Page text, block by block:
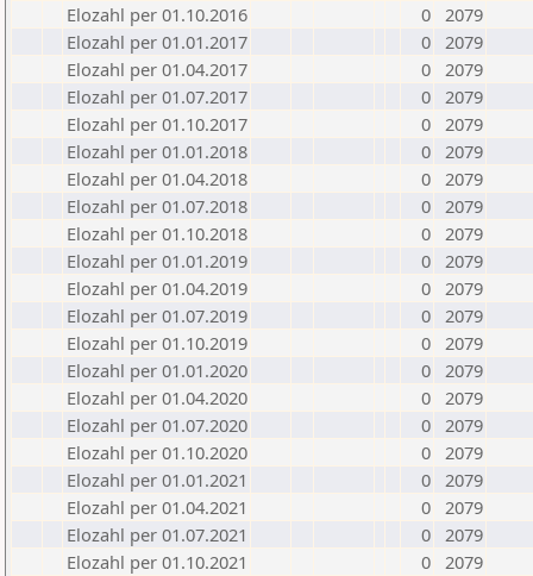
Elozahl per 01.10.2016
0 2079
Elozahl per 01.01.2017
0 2079
Elozahl per 01.04.2017
0 2079
Elozahl per 01.07.2017
0 2079
Elozahl per 01.10.2017
0 2079
Elozahl per 01.01.2018
0 2079
Elozahl per 01.04.2018
0 2079
Elozahl per 01.07.2018
0 2079
Elozahl per 01.10.2018
0 2079
Elozahl per 01.01.2019
0 2079
Elozahl per 01.04.2019
0 2079
Elozahl per 01.07.2019
0 2079
Elozahl per 01.10.2019
0 2079
Elozahl per 01.01.2020
0 2079
Elozahl per 01.04.2020
0 2079
Elozahl per 01.07.2020
0 2079
Elozahl per 01.10.2020
0 2079
Elozahl per 01.01.2021
0 2079
Elozahl per 01.04.2021
0 2079
Elozahl per 01.07.2021
0 2079
Elozahl per 01.10.2021
0 2079